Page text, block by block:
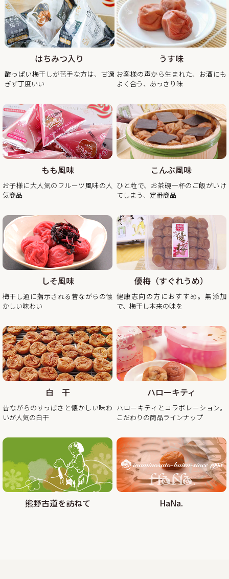
平素は格別のご高配を賜り厚く御礼申し上げます。
おかげさまで当社は創立50周年を迎え、皆さまへの感謝の気
持ちを込めて、【当社創立50周年記念キャンペーン】紀州南
高梅のくずれ梅を大特価、送料込・税込1,200円で販売させ
見た目が少し崩れただけで味は一級品のくずれ梅をぜひこの
機会にご賞味ください。
年末年始期間中の営業日の営業のお知らせ
平素は格別のご高配を賜り厚く御礼申し上げます。
表記の件、下記の通りご案内させていただきます。
何かとご迷惑をお掛け致しますが、何卒ご理解とご協力を賜
りますよう宜しくお願い致します。
※2025年12月20日（土曜日）以降の注文分は2026年1月6日
（火曜日）以降の出荷。
2025年12月26日（金曜日）
最終出荷日
2025年12月28日（土曜日）～ 2026年1月4日（日曜
日） 休 業 日
2026年1月5日（月曜
日） 平常通り営業
※出荷開始は2026年1月6日（火曜日）より順次発送。
休業日後は、大変混雑が予想されますのであらかじめのご注
2025/11/10
秋・冬の梅干しお買い得企画を開催！2025年最終セール
この度、ご家庭用梅干1kg×2個セットが大変お得にお買い求
めいただけるお買い得企画を開催します。また、期間中当企
画の商品をご購入いただいたお客様全員に「金山寺味噌」も
昨年の100年に1度の梅の大凶作に続き、和歌山県全体で今年
の4月に降った雹（ひょう）被害により、2年連続の梅の大凶
中でも天災にも負けず強く育った梅を皆さまの元へお届けし
たい、そんな想いから秋冬のお買い得企画を開催させていた
2025/08/29
大好評!!夏の紀州南高梅お買い得企画を9月30日まで延長しま
はちみつ入り
酸っぱい梅干しが苦手な方は、甘過
ぎず丁度いい
うす味
お客様の声から生まれた、お酒にも
よく合う、あっさり味
もも風味
お子様に大人気のフルーツ風味の人
気商品
こんぶ風味
ひと粒で、お茶碗一杯のご飯がいけ
てしまう、定番商品
しそ風味
梅干し通に指示される昔ながらの懐
かしい味わい
優梅（すぐれうめ）
健康志向の方におすすめ。無添加
で、梅干し本来の味を
白 干
昔ながらのすっぱさと懐かしい味わ
いが人気の白干
ハローキティ
ハローキティとコラボレーション。
こだわりの商品ラインナップ
熊野古道を訪ねて HaNa.